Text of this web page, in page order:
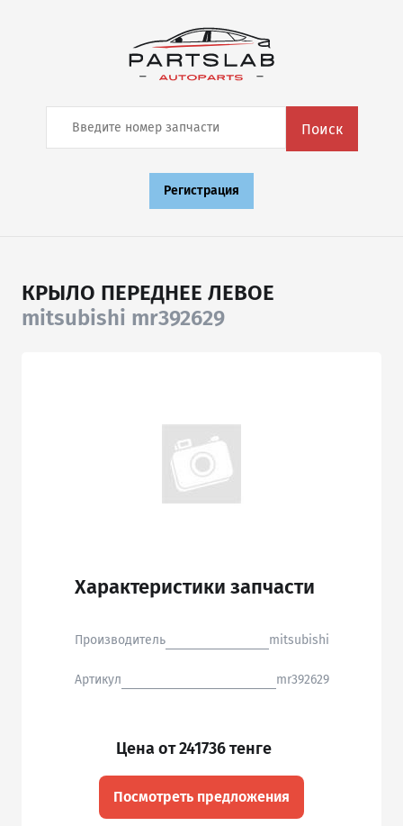
Поиск
Регистрация
КРЫЛО ПЕРЕДНЕЕ ЛЕВОЕ
mitsubishi mr392629
Характеристики запчасти
Производитель mitsubishi
Артикул mr392629
Цена от 241736 тенге
Посмотреть предложения